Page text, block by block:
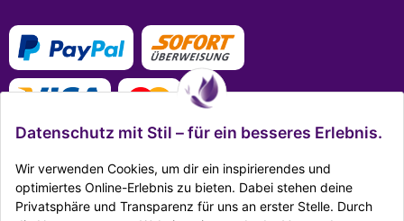
Mehr Infos zu den Zahlungsarten
Datenschutz mit Stil – für ein besseres Erlebnis.
Wir verwenden Cookies, um dir ein inspirierendes und
optimiertes Online-Erlebnis zu bieten. Dabei stehen deine
Privatsphäre und Transparenz für uns an erster Stelle. Durch